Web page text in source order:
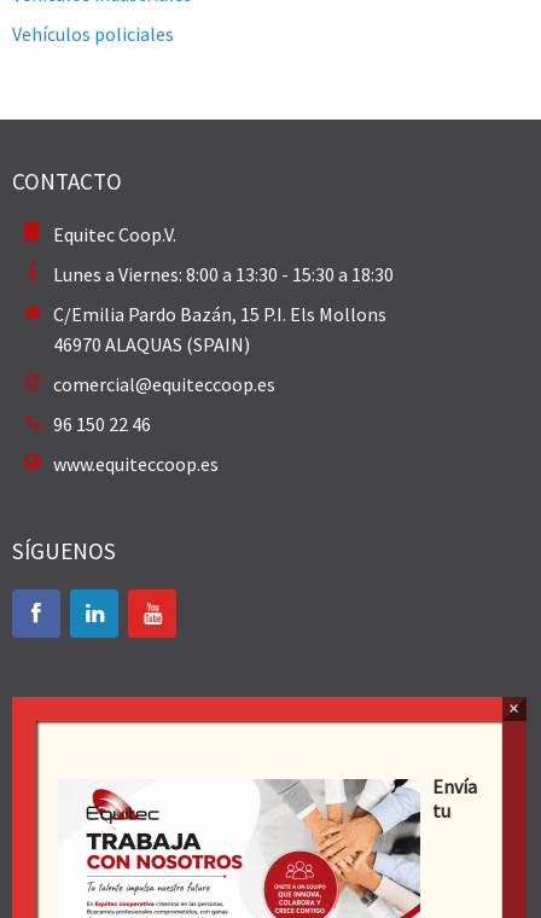
Vehículos policiales
CONTACTO
Equitec Coop.V.
Lunes a Viernes: 8:00 a 13:30 - 15:30 a 18:30
C/Emilia Pardo Bazán, 15 P.I. Els Mollons
46970 ALAQUAS (SPAIN)
comercial@equiteccoop.es
96 150 22 46
www.equiteccoop.es
SÍGUENOS
Quienes somos
Aviso legal
Envía
tu